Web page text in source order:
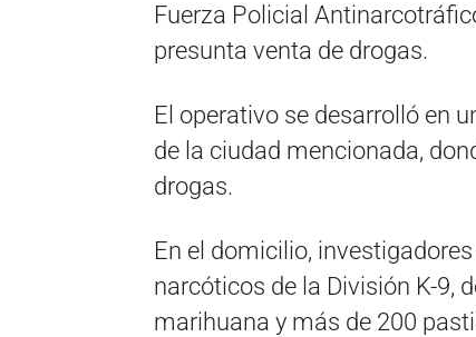
Fuerza Policial
presunta venta de drogas.
El operativo se desarrolló en
de la ciudad mencionada,
drogas.
En el domicilio,
narcóticos de la División K-9,
marihuana y más de 200